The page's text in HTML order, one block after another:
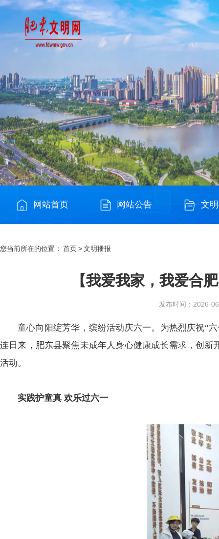
网站首页 网站公告 文
您当前所在的位置： 首页>文明播报
【我爱我家，我爱合
发布时间：2026-
童心向阳绽芳华，缤纷活动庆六一。为热烈庆祝“
连日来，肥东县聚焦未成年人身心健康成长需求，创
活动。
实践护童真 欢乐过六一